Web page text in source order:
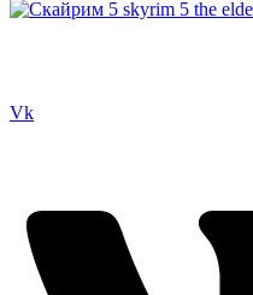
Vk